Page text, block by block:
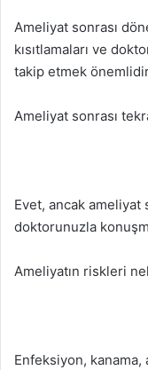
Ameliyat sonrası
kısıtlamaları ve
takip etmek
Ameliyat sonrası
Evet, ancak ameliyat
doktorunuzla
Ameliyatın riskleri
Enfeksiyon,